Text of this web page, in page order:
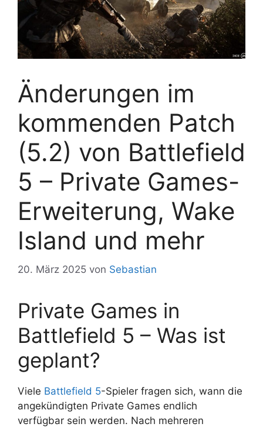
Änderungen im
kommenden Patch
(5.2) von Battlefield
5 – Private Games-
Erweiterung, Wake
Island und mehr
20. März 2025 von Sebastian
Private Games in
Battlefield 5 – Was ist
geplant?
Viele Battlefield 5-Spieler fragen sich, wann die
angekündigten Private Games endlich
verfügbar sein werden. Nach mehreren